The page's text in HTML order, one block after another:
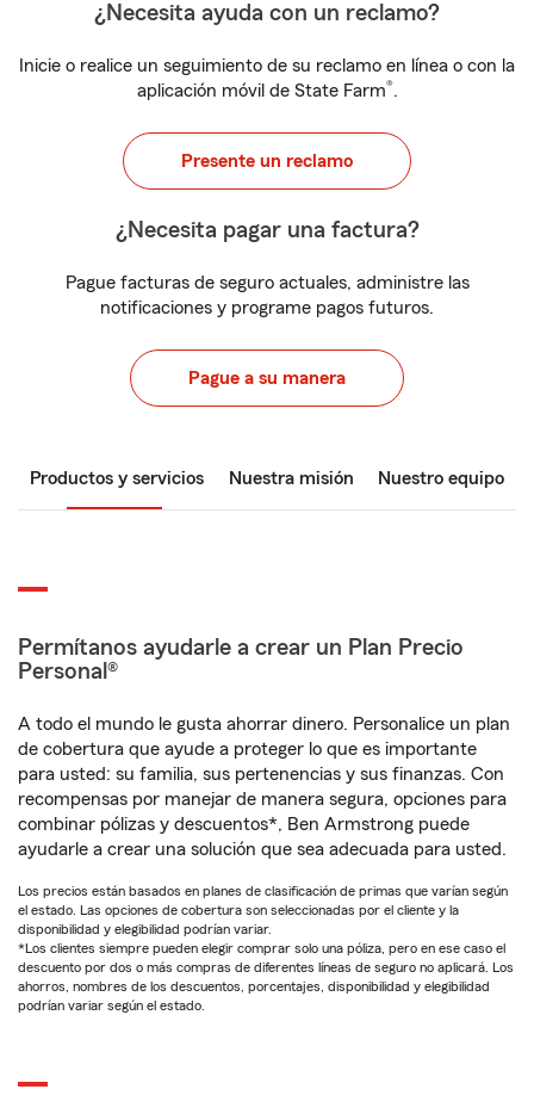
¿Necesita ayuda con un reclamo?
Inicie o realice un seguimiento de su reclamo en línea o con la
aplicación móvil de State Farm®.
Presente un reclamo
¿Necesita pagar una factura?
Pague facturas de seguro actuales, administre las
notificaciones y programe pagos futuros.
Pague a su manera
Productos y servicios Nuestra misión Nuestro equipo
Permítanos ayudarle a crear un Plan Precio
Personal®
A todo el mundo le gusta ahorrar dinero. Personalice un plan
de cobertura que ayude a proteger lo que es importante
para usted: su familia, sus pertenencias y sus finanzas. Con
recompensas por manejar de manera segura, opciones para
combinar pólizas y descuentos*, Ben Armstrong puede
ayudarle a crear una solución que sea adecuada para usted.
Los precios están basados en planes de clasificación de primas que varían según
el estado. Las opciones de cobertura son seleccionadas por el cliente y la
disponibilidad y elegibilidad podrían variar.
*Los clientes siempre pueden elegir comprar solo una póliza, pero en ese caso el
descuento por dos o más compras de diferentes líneas de seguro no aplicará. Los
ahorros, nombres de los descuentos, porcentajes, disponibilidad y elegibilidad
podrían variar según el estado.